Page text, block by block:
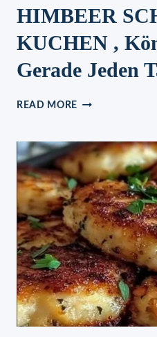
HIMBEER
KUCHEN ,
Gerade Jeden
READ MORE HIMBEER
,
KÖNNTE
ICH
GERADE
JEDEN
TAG
ESSEN